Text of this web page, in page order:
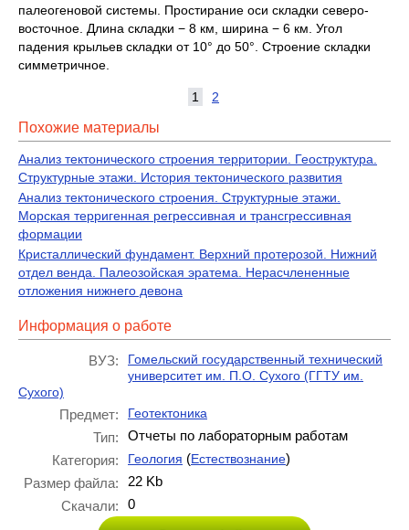
палеогеновой системы. Простирание оси складки северо-
восточное. Длина складки − 8 км, ширина − 6 км. Угол
падения крыльев складки от 10° до 50°. Строение складки
симметричное.
1 2
Похожие материалы
Анализ тектонического строения территории. Геоструктура.
Структурные этажи. История тектонического развития
Анализ тектонического строения. Структурные этажи.
Морская терригенная регрессивная и трансгрессивная
формации
Кристаллический фундамент. Верхний протерозой. Нижний
отдел венда. Палеозойская эратема. Нерасчлененные
отложения нижнего девона
Информация о работе
ВУЗ:
Гомельский государственный технический
университет им. П.О. Сухого (ГГТУ им.
Сухого)
Предмет: Геотектоника
Тип:
Отчеты по лабораторным работам
Категория:
Геология (Естествознание)
Размер файла:
22 Kb
Скачали:
0